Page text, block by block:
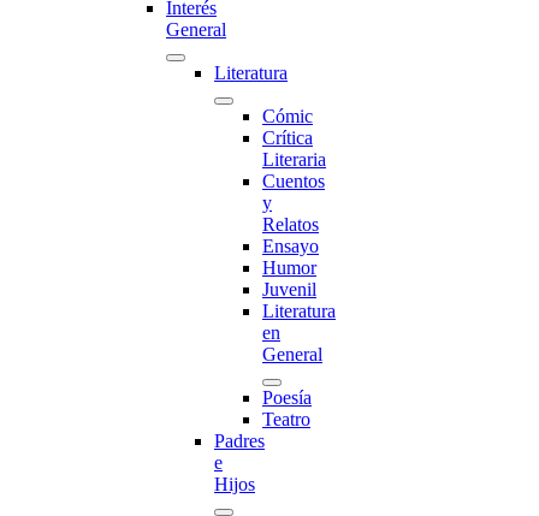
Interés
General
Literatura
Cómic
Crítica
Literaria
Cuentos
y
Relatos
Ensayo
Humor
Juvenil
Literatura
en
General
Poesía
Teatro
Padres
e
Hijos